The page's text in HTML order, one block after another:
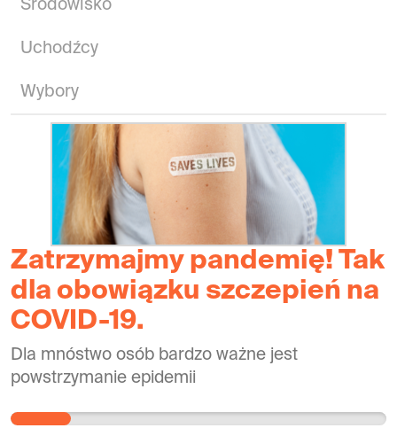
Środowisko
Uchodźcy
Wybory
Zatrzymajmy pandemię! Tak
dla obowiązku szczepień na
COVID-19.
Dla mnóstwo osób bardzo ważne jest
powstrzymanie epidemii